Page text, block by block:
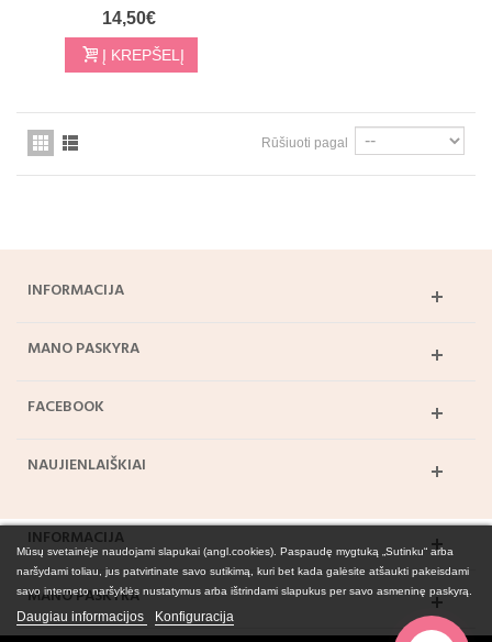
14,50€
Į KREPŠELĮ
Rūšiuoti pagal
INFORMACIJA
MANO PASKYRA
FACEBOOK
NAUJIENLAIŠKIAI
INFORMACIJA
MANO PASKYRA
Mūsų svetainėje naudojami slapukai (angl.cookies). Paspaudę mygtuką „Sutinku“ arba
naršydami toliau, jus patvirtinate savo sutikimą, kuri bet kada galėsite atšaukti pakeisdami
savo interneto naršyklės nustatymus arba ištrindami slapukus per savo asmeninę paskyrą.
Daugiau informacijos Konfiguracija